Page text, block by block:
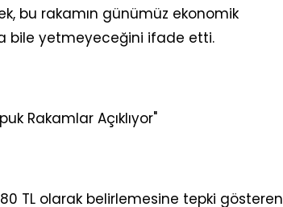
bu rakamın günümüz ekonomik
bile yetmeyeceğini ifade etti.
Rakamlar Açıklıyor"
TL olarak belirlemesine tepki gösteren